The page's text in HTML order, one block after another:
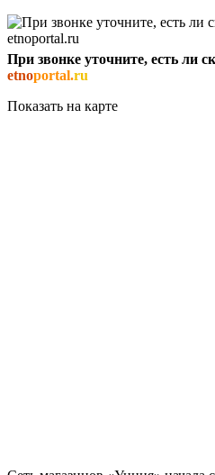
При звонке уточните, есть ли
etnoportal.ru
Показать на карте